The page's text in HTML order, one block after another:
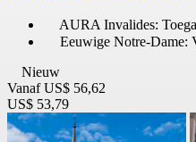
AURA Invalides:
Eeuwige Notre-Dame:
Nieuw
Vanaf US$ 56,62
US$ 53,79